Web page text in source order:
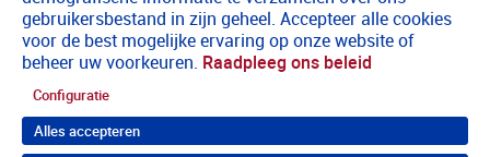
gebruikersbestand in zijn geheel. Accepteer alle cookies
voor de best mogelijke ervaring op onze website of
beheer uw voorkeuren. Raadpleeg ons beleid
Configuratie
Alles accepteren